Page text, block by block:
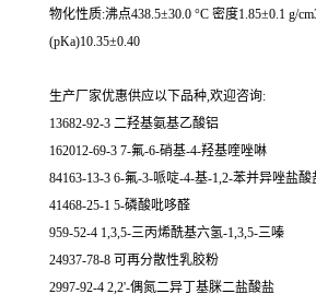
物化性质:沸点438.5±30.0 °C 密度1.85±0.1 g/
(pKa)10.35±0.40
生产厂家优惠供应以下品种,欢迎咨询:
13682-92-3 二羟基氨基乙酸铝
162012-69-3 7-氟-6-硝基-4-羟基喹唑啉
84163-13-3 6-氟-3-哌啶-4-基-1,2-苯并异唑盐酸
41468-25-1 5-磷酸吡哆醛
959-52-4 1,3,5-三丙烯酰基六氢-1,3,5-三嗪
24937-78-8 可再分散性乳胶粉
2997-92-4 2,2'-偶氮二异丁基脒二盐酸盐